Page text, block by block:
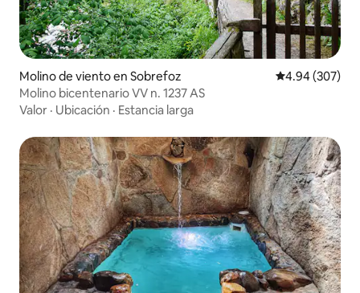
Molino de viento en Sobrefoz Calificación
4.94 (307)
Molino bicentenario VV n. 1237 AS
Valor · Ubicación · Estancia larga